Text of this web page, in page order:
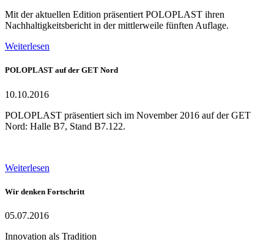
Mit der aktuellen Edition präsentiert POLOPLAST ihren
Nachhaltigkeitsbericht in der mittlerweile fünften Auflage.
Weiterlesen
POLOPLAST auf der GET Nord
10.10.2016
POLOPLAST präsentiert sich im November 2016 auf der GET
Nord: Halle B7, Stand B7.122.
Weiterlesen
Wir denken Fortschritt
05.07.2016
Innovation als Tradition